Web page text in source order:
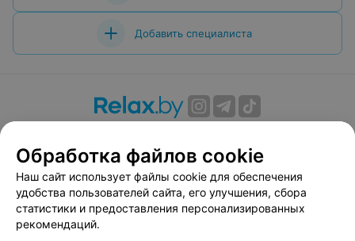
Добавить специалиста
Вакансии
Публичный договор
Способы оплаты
Публичный договор по использованию сервиса
«Афиша»
Пользовательское соглашение
Обработка файлов cookie
Наш сайт использует файлы cookie для обеспечения
удобства пользователей сайта, его улучшения, сбора
статистики и предоставления персонализированных
рекомендаций.